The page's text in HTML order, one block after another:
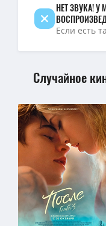
НЕТ ЗВУКА!
Если есть
Случайное